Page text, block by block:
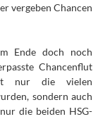
vergeben Chancen
Ende doch noch
Chancenflut
nur die vielen
sondern auch
die beiden HSG-